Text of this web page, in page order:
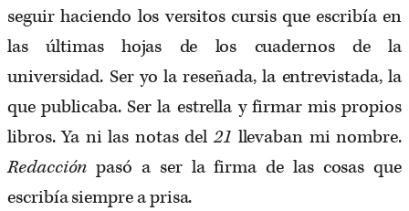
seguir haciendo los versitos cursis que escribía en
las últimas hojas de los cuadernos de la
universidad. Ser yo la reseñada, la entrevistada, la
que publicaba. Ser la estrella y firmar mis propios
libros. Ya ni las notas del 21 llevaban mi nombre.
Redacción pasó a ser la firma de las cosas que
escribía siempre a prisa.